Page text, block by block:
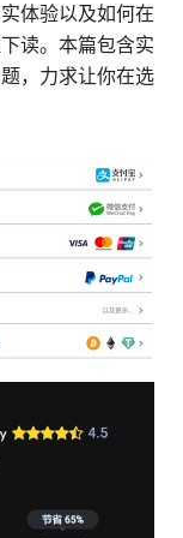
体验以及如何在
读。本篇包含实
，力求让你在选